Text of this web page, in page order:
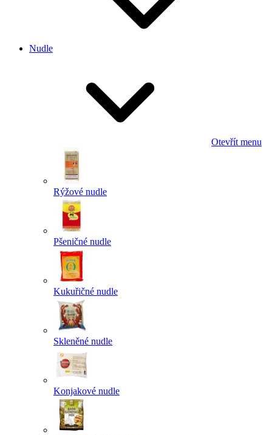
Nudle
Otevřít menu
Rýžové nudle
Pšeničné nudle
Kukuřičné nudle
Skleněné nudle
Konjakové nudle